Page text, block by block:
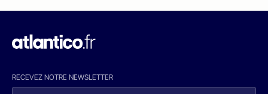
RECEVEZ NOTRE NEWSLETTER